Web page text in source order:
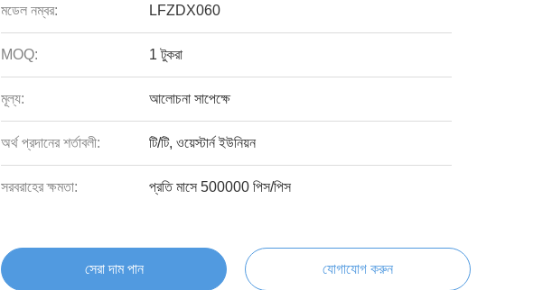
মডেল নম্বর: LFZDX060
MOQ: 1 টুকরা
মূল্য: আলোচনা সাপেক্ষে
অর্থ প্রদানের শর্তাবলী: টি/টি, ওয়েস্টার্ন ইউনিয়ন
সরবরাহের ক্ষমতা: প্রতি মাসে 500000 পিস/পিস
সেরা দাম পান যোগাযোগ করুন